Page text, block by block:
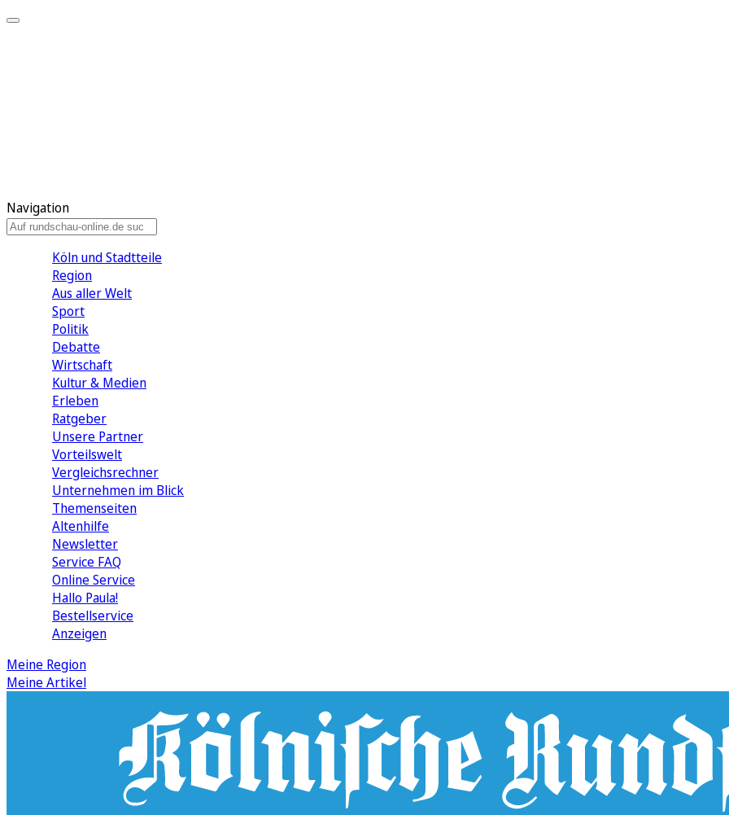
Navigation
Köln und Stadtteile
Region
Aus aller Welt
Sport
Politik
Debatte
Wirtschaft
Kultur & Medien
Erleben
Ratgeber
Unsere Partner
Vorteilswelt
Vergleichsrechner
Unternehmen im Blick
Themenseiten
Altenhilfe
Newsletter
Service FAQ
Online Service
Hallo Paula!
Bestellservice
Anzeigen
Meine Region
Meine Artikel